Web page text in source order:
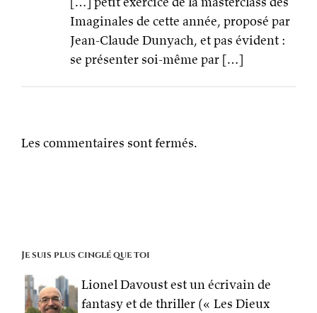
Imaginales de cette année, proposé par
Jean-Claude Dunyach, et pas évident :
se présenter soi-même par […]
Les commentaires sont fermés.
Je suis plus cinglé que toi
Lionel Davoust est un écrivain de
fantasy et de thriller (« Les Dieux